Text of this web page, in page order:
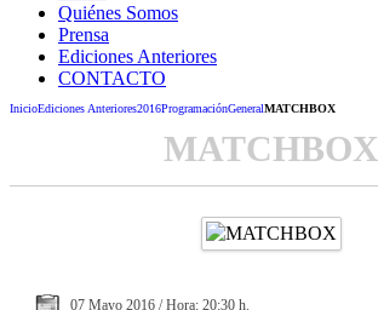
Quiénes Somos
Prensa
Ediciones Anteriores
CONTACTO
InicioEdiciones Anteriores2016ProgramaciónGeneralMATCHBOX
MATCHBOX
07 Mayo 2016 / Hora: 20:30 h.